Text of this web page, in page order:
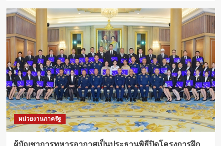
หน่วยงานภาครัฐ
ผู้บัญชาการทหารอากาศเป็นประธานพิธีปิดโครงการฝึก